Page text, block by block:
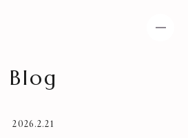
Blog
2026.2.21